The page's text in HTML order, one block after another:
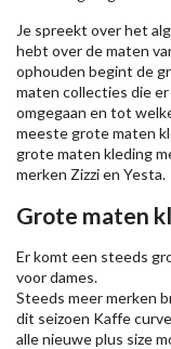
Je spreekt over het
hebt over de maten
ophouden begint de
maten collecties die
omgegaan en tot
meeste grote maten
grote maten kleding
merken Zizzien Yesta.
Grote maten
Er komt een steeds
voor dames.
Steeds meer merken
dit seizoen Kaffe
alle nieuweplus size